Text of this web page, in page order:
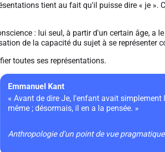
tient au fait qu'il puisse dire « je ».
: lui seul, à partir d'un certain âge, a
de la capacité du sujet à se représenter
toutes ses représentations.
« Avant de dire Je, l'enfant avait simplement
même ; désormais, il en a la pensée. »
Emmanuel Kant
Anthropologie d'un point de vue pragmatique